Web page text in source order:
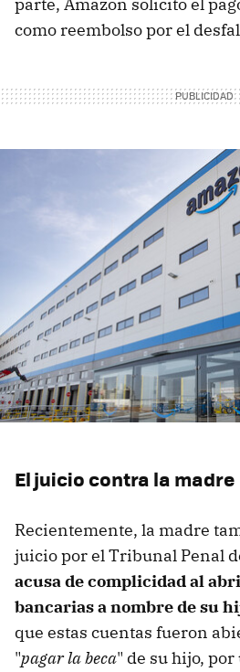
parte, Amazon solicitó el
como reembolso por el
El juicio contra la madre
Recientemente, la madre
juicio por el Tribunal Penal
acusa de complicidad al
bancarias a nombre de su
que estas cuentas fueron
"pagar la beca" de su hijo,